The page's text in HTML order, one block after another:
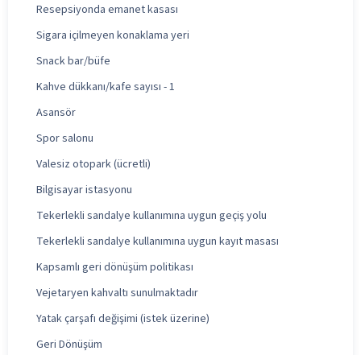
Resepsiyonda emanet kasası
Sigara içilmeyen konaklama yeri
Snack bar/büfe
Kahve dükkanı/kafe sayısı - 1
Asansör
Spor salonu
Valesiz otopark (ücretli)
Bilgisayar istasyonu
Tekerlekli sandalye kullanımına uygun geçiş yolu
Tekerlekli sandalye kullanımına uygun kayıt masası
Kapsamlı geri dönüşüm politikası
Vejetaryen kahvaltı sunulmaktadır
Yatak çarşafı değişimi (istek üzerine)
Geri Dönüşüm